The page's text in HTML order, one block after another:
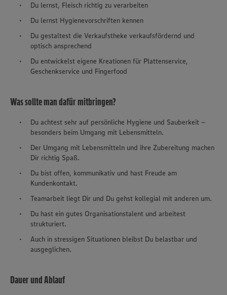
Du lernst, Fleisch richtig zu verarbeiten
Du lernst Hygienevorschriften kennen
Du gestaltest die Verkaufstheke verkaufsfördernd und
optisch ansprechend
Du entwickelst eigene Kreationen für Plattenservice,
Geschenkservice und Fingerfood
Was sollte man dafür mitbringen?
Du achtest sehr auf persönliche Hygiene und Sauberkeit –
besonders beim Umgang mit Lebensmitteln.
Der Umgang mit Lebensmitteln und ihre Zubereitung machen
Dir richtig Spaß.
Du bist offen, kommunikativ und hast Freude am
Kundenkontakt.
Teamarbeit liegt Dir und Du gehst kollegial mit anderen um.
Du hast ein gutes Organisationstalent und arbeitest
strukturiert.
Auch in stressigen Situationen bleibst Du belastbar und
ausgeglichen.
Dauer und Ablauf